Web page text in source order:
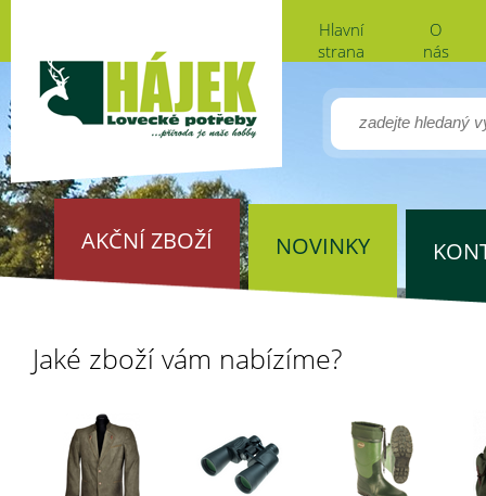
Hlavní
strana
O
nás
AKČNÍ ZBOŽÍ NOVINKY
Jaké zboží vám nabízíme?